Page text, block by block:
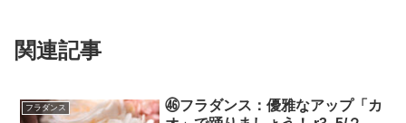
関連記事
フラダンス
㊻フラダンス：優雅なアップ「カ